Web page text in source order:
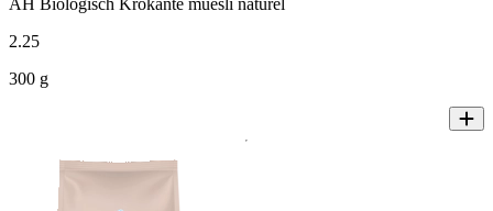
2.25
300 g